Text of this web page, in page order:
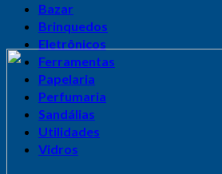
Bazar
Brinquedos
Eletrônicos
Ferramentas
Papelaria
Perfumaria
Sandálias
Utilidades
Vidros